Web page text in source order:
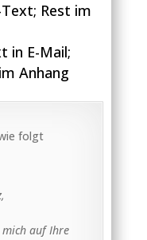
Rest im
in E-Mail;
Anhang
folgt
auf Ihre